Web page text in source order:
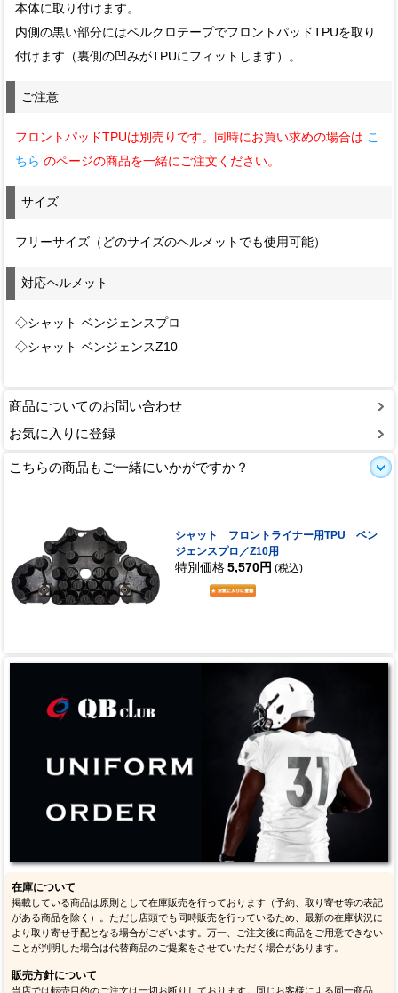
本体に取り付けます。
内側の黒い部分にはベルクロテープでフロントパッドTPUを取り
付けます（裏側の凹みがTPUにフィットします）。
ご注意
フロントパッドTPUは別売りです。同時にお買い求めの場合は こ
ちら のページの商品を一緒にご注文ください。
サイズ
フリーサイズ（どのサイズのヘルメットでも使用可能）
対応ヘルメット
◇シャット ベンジェンスプロ
◇シャット ベンジェンスZ10
商品についてのお問い合わせ
お気に入りに登録
こちらの商品もご一緒にいかがですか？
シャット フロントライナー用TPU ベン
ジェンスプロ／Z10用
特別価格 5,570円 (税込)
在庫について
掲載している商品は原則として在庫販売を行っております（予約、取り寄せ等の表記
がある商品を除く）。ただし店頭でも同時販売を行っているため、最新の在庫状況に
より取り寄せ手配となる場合がございます。万一、ご注文後に商品をご用意できない
ことが判明した場合は代替商品のご提案をさせていただく場合があります。
販売方針について
当店では転売目的のご注文は一切お断りしております。同じお客様による同一商品